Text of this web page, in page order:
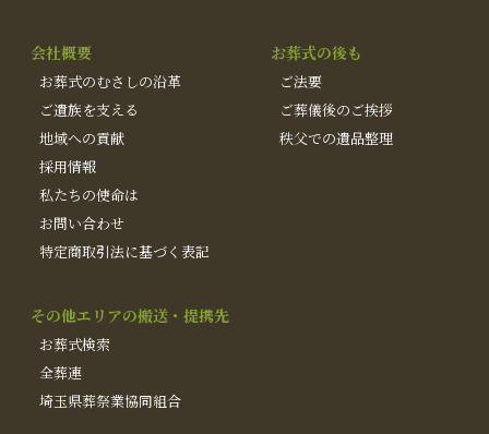
会社概要
お葬式のむさしの沿革
ご遺族を支える
地域への貢献
採用情報
私たちの使命は
お問い合わせ
特定商取引法に基づく表記
お葬式の後も
ご法要
ご葬儀後のご挨拶
秩父での遺品整理
その他エリアの搬送・提携先
お葬式検索
全葬連
埼玉県葬祭業協同組合